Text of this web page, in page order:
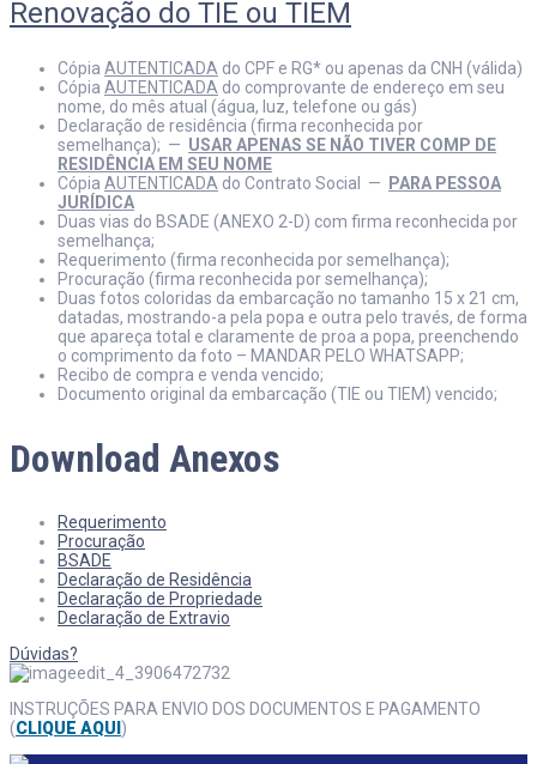
Renovação do TIE ou TIEM
Cópia AUTENTICADA do CPF e RG* ou apenas da CNH (válida)
Cópia AUTENTICADA do comprovante de endereço em seu
nome, do mês atual (água, luz, telefone ou gás)
Declaração de residência (firma reconhecida por
semelhança); — USAR APENAS SE NÃO TIVER COMP DE
RESIDÊNCIA EM SEU NOME
Cópia AUTENTICADA do Contrato Social —
PARA PESSOA
JURÍDICA
Duas vias do BSADE (ANEXO 2-D) com firma reconhecida por
semelhança;
Requerimento (firma reconhecida por semelhança);
Procuração (firma reconhecida por semelhança);
Duas fotos coloridas da embarcação no tamanho 15 x 21 cm,
datadas, mostrando-a pela popa e outra pelo través, de forma
que apareça total e claramente de proa a popa, preenchendo
o comprimento da foto – MANDAR PELO WHATSAPP;
Recibo de compra e venda vencido;
Documento original da embarcação (TIE ou TIEM) vencido;
Download Anexos
Requerimento
Procuração
BSADE
Declaração de Residência
Declaração de Propriedade
Declaração de Extravio
Dúvidas?
INSTRUÇÕES PARA ENVIO DOS DOCUMENTOS E PAGAMENTO
(CLIQUE AQUI )